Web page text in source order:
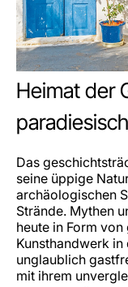
Heimat der
Das
seine üppige
archäologischen
Strände. Mythen
heute in Form
Kunsthandwerk
unglaublich
mit ihrem